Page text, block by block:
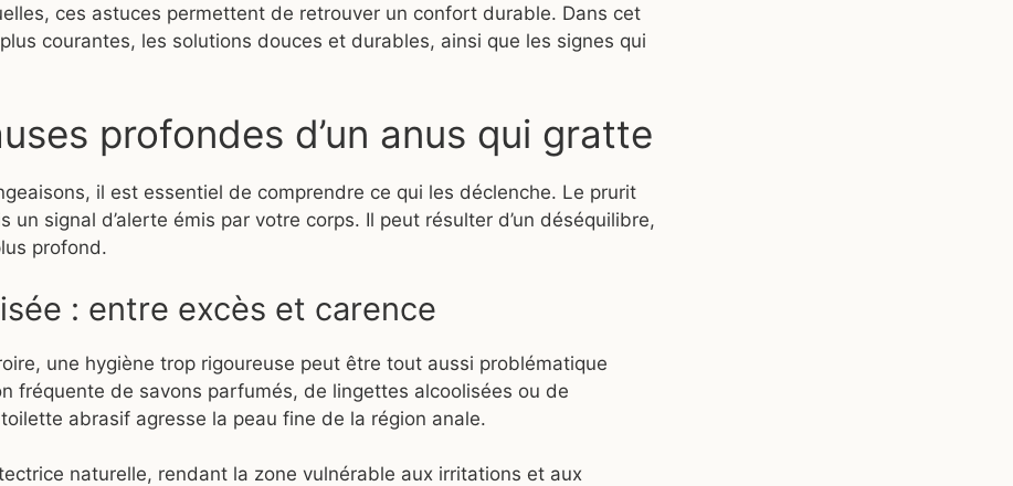
ces astuces permettent de retrouver un confort durable. Dans cet
courantes, les solutions douces et durables, ainsi que les signes qui
profondes d’un anus qui gratte
il est essentiel de comprendre ce qui les déclenche. Le prurit
un signal d’alerte émis par votre corps. Il peut résulter d’un déséquilibre,
profond.
: entre excès et carence
une hygiène trop rigoureuse peut être tout aussi problématique
fréquente de savons parfumés, de lingettes alcoolisées ou de
abrasif agresse la peau fine de la région anale.
naturelle, rendant la zone vulnérable aux irritations et aux